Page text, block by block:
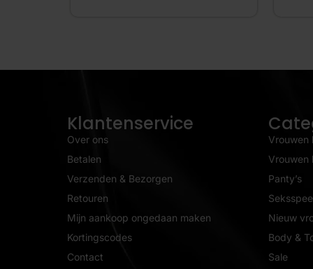
Klantenservice
Over ons
Betalen
Verzenden & Bezorgen
Retouren
Mijn aankoop ongedaan maken
Kortingscodes
Contact
Vrouwen
Vrouwen
Panty’s
Nieuw
Body &
Sale